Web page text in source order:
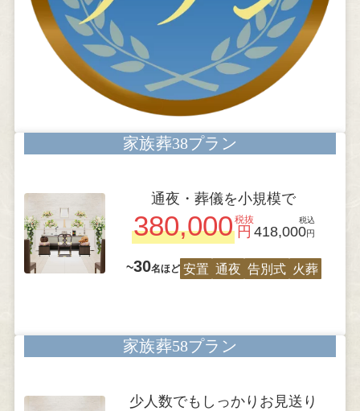
家族葬38プラン
通夜・葬儀を小規模で
380,000税抜
円
税込
418,000円
~30名ほど 安置 通夜 告別式 火葬
家族葬58プラン
少人数でもしっかりお見送り